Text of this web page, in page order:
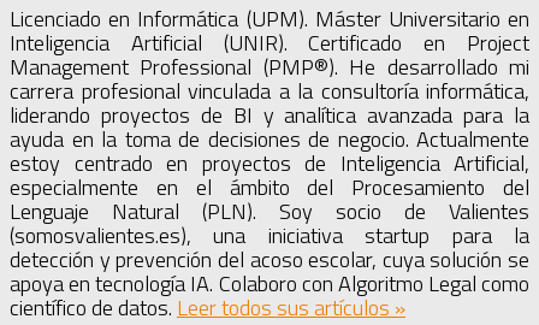
Licenciado en Informática (UPM). Máster Universitario en
Inteligencia Artificial (UNIR). Certificado en Project
Management Professional (PMP®). He desarrollado mi
carrera profesional vinculada a la consultoría informática,
liderando proyectos de BI y analítica avanzada para la
ayuda en la toma de decisiones de negocio. Actualmente
estoy centrado en proyectos de Inteligencia Artificial,
especialmente en el ámbito del Procesamiento del
Lenguaje Natural (PLN). Soy socio de Valientes
(somosvalientes.es), una iniciativa startup para la
detección y prevención del acoso escolar, cuya solución se
apoya en tecnología IA. Colaboro con Algoritmo Legal como
científico de datos. Leer todos sus artículos »